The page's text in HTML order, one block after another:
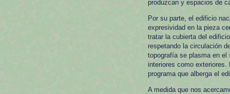
produzcan y espacios de
Por su parte, el edificio
expresividad en la pieza
tratar la cubierta del
respetando la circulación
topografía se plasma en el
interiores como exteriores.
programa que alberga el
A medida que nos